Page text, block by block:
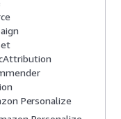
Personalize